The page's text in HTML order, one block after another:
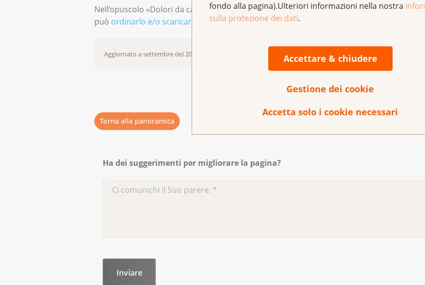
fondo alla pagina).Ulteriori informazioni nella nostra
sulla protezione dei dati.
Accettare & chiudere
Gestione dei cookie
Accetta solo i cookie necessari
Nell’opuscolo «Dolori da cancro e loro cura» trova informazioni approfondite su
può ordinarlo e/o scaricarlo gratuitamente.
Aggiornato a settembre del 2023
Torna alla panoramica
Ha dei suggerimenti per migliorare la pagina?